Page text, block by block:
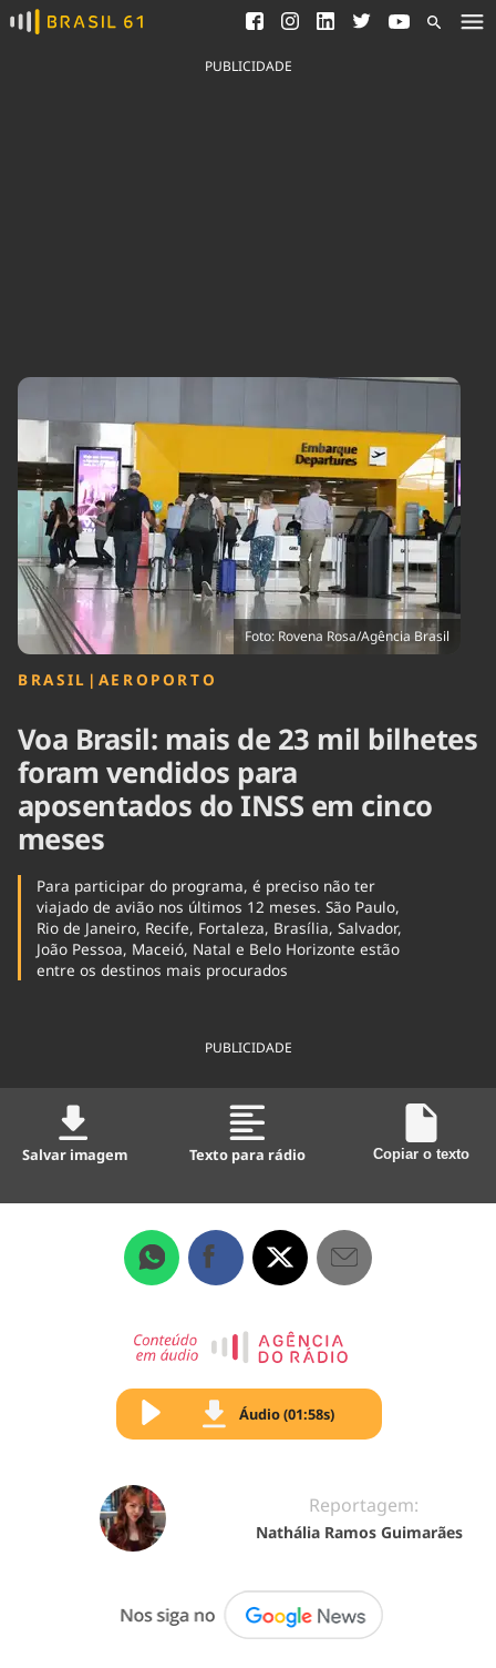
Ver todas as notícias
Saneamento
Indicadores
Agronegócios
Brasil Mineral
Ciência &
Tecnologia
Cinema
Educação
Infraestrutura
Internacional
Podcast
Política
Saúde
Tempo
PUBLICIDADE
Foto: Rovena Rosa/Agência Brasil
BRASIL | AEROPORTO
Voa Brasil: mais de 23 mil bilhetes
foram vendidos para
aposentados do INSS em cinco
meses
Para participar do programa, é preciso não ter
viajado de avião nos últimos 12 meses. São Paulo,
Rio de Janeiro, Recife, Fortaleza, Brasília, Salvador,
João Pessoa, Maceió, Natal e Belo Horizonte estão
entre os destinos mais procurados
PUBLICIDADE
Salvar imagem Texto para rádio Copiar o texto
Áudio (01:58s)
Reportagem:
Nathália Ramos Guimarães